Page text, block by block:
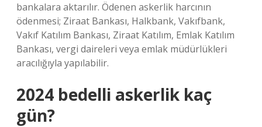
bankalara aktarılır. Ödenen askerlik harcının
ödenmesi; Ziraat Bankası, Halkbank, Vakıfbank,
Vakıf Katılım Bankası, Ziraat Katılım, Emlak Katılım
Bankası, vergi daireleri veya emlak müdürlükleri
aracılığıyla yapılabilir.
2024 bedelli askerlik kaç
gün?